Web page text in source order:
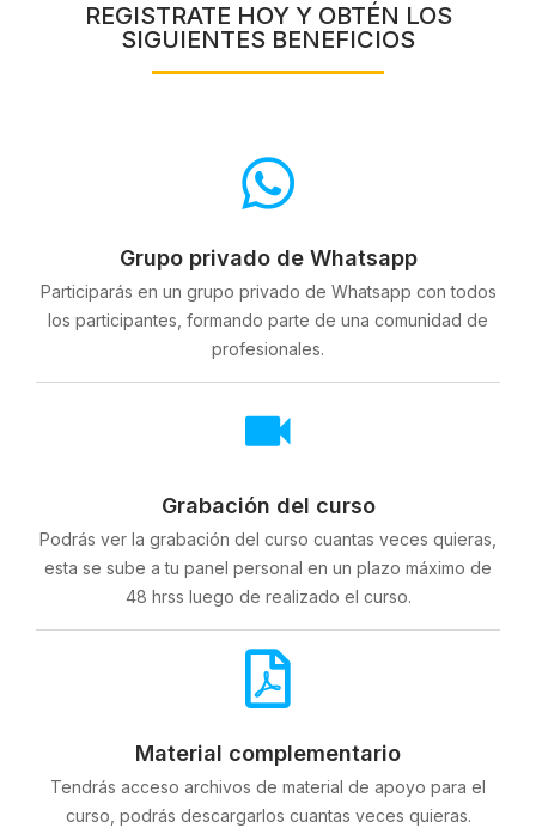
REGISTRATE HOY Y OBTÉN LOS
SIGUIENTES BENEFICIOS
Grupo privado de Whatsapp
Participarás en un grupo privado de Whatsapp con todos
los participantes, formando parte de una comunidad de
profesionales.
Grabación del curso
Podrás ver la grabación del curso cuantas veces quieras,
esta se sube a tu panel personal en un plazo máximo de
48 hrss luego de realizado el curso.
Material complementario
Tendrás acceso archivos de material de apoyo para el
curso, podrás descargarlos cuantas veces quieras.